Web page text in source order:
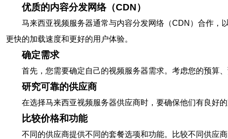
优质的内容分发网络（CDN）
马来西亚视频服务器通常与内容分发网络（CDN）合作，
更快的加载速度和更好的用户体验。
确定需求
首先，您需要确定自己的视频服务器需求。考虑您的预算
研究可靠的供应商
在选择马来西亚视频服务器供应商时，要确保他们有良好
比较价格和功能
不同的供应商提供不同的套餐选项和功能。比较不同供应